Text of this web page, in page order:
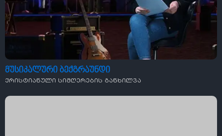
მუსიკალური ბექგრაუნდი
ქრისტიანული სიმღერების განხილვა